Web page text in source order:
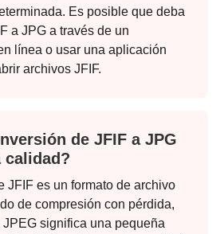
Es posible que deba
a JPG a través de un
línea o usar una aplicación
archivos JFIF.
de JFIF a JPG
calidad?
JFIF es un formato de archivo
de compresión con pérdida,
significa una pequeña